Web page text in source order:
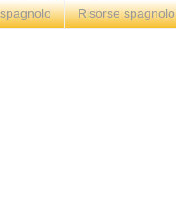
Risorse spagnolo